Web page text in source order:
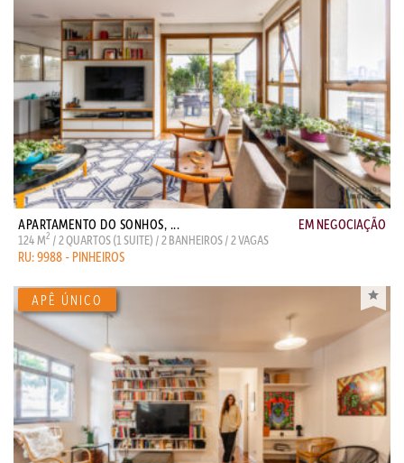
APARTAMENTO DO SONHOS, ... EM NEGOCIAÇÃO
124 M2 / 2 QUARTOS (1 SUITE) / 2 BANHEIROS / 2 VAGAS
RU: 9988 - PINHEIROS